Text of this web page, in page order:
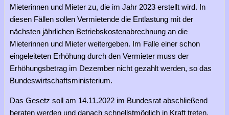
Mieterinnen und Mieter zu, die im Jahr 2023 erstellt wird. In
diesen Fällen sollen Vermietende die Entlastung mit der
nächsten jährlichen Betriebskostenabrechnung an die
Mieterinnen und Mieter weitergeben. Im Falle einer schon
eingeleiteten Erhöhung durch den Vermieter muss der
Erhöhungsbetrag im Dezember nicht gezahlt werden, so das
Bundeswirtschaftsministerium.
Das Gesetz soll am 14.11.2022 im Bundesrat abschließend
beraten werden und danach schnellstmöglich in Kraft treten.